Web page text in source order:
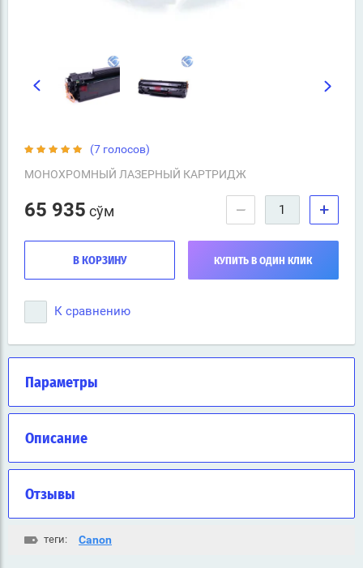
(7 голосов)
МОНОХРОМНЫЙ ЛАЗЕРНЫЙ КАРТРИДЖ
65 935 сўм − +
В КОРЗИНУ КУПИТЬ В ОДИН КЛИК
К сравнению
Параметры
Описание
Отзывы
теги: Canon